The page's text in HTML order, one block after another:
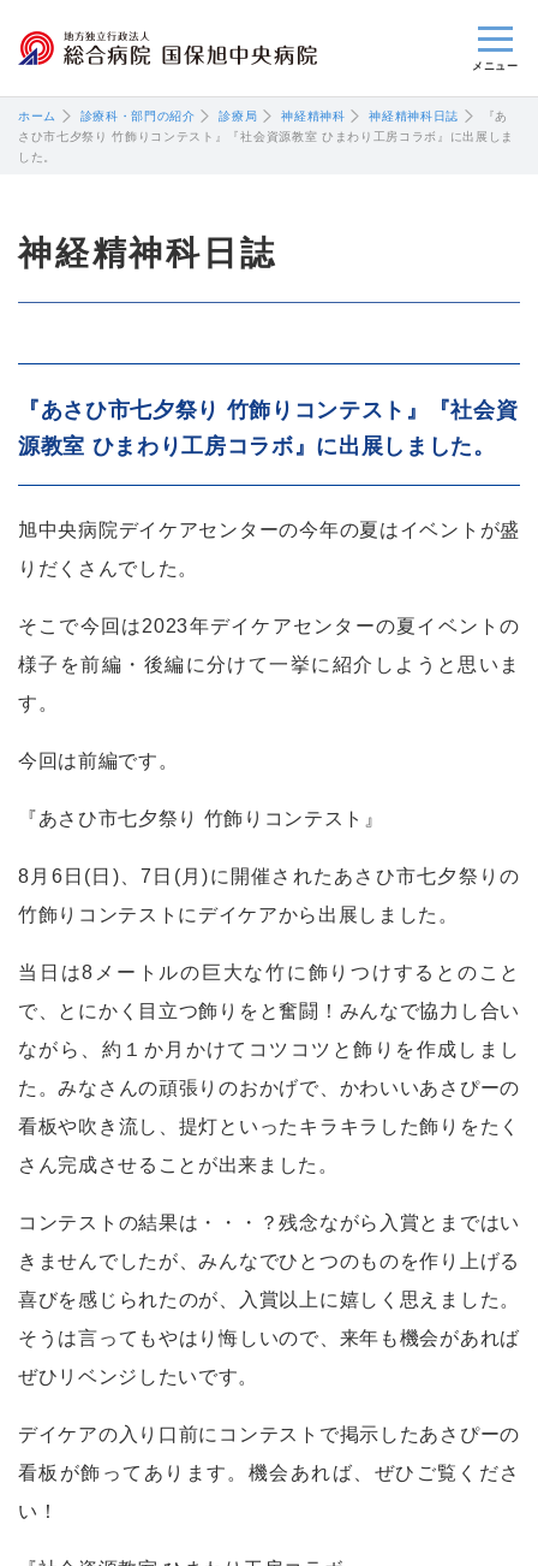
ホーム 診療科・部門の紹介 診療局 神経精神科 神経精神科日誌
『あ
さひ市七夕祭り 竹飾りコンテスト』『社会資源教室 ひまわり工房コラボ』に出展しま
した。
神経精神科日誌
『あさひ市七夕祭り 竹飾りコンテスト』『社会資
源教室 ひまわり工房コラボ』に出展しました。
旭中央病院デイケアセンターの今年の夏はイベントが盛
りだくさんでした。
そこで今回は2023年デイケアセンターの夏イベントの
様子を前編・後編に分けて一挙に紹介しようと思いま
す。
今回は前編です。
『あさひ市七夕祭り 竹飾りコンテスト』
8 月 6 日 ( 日 ) 、7 日 ( 月)に開催されたあさひ市七夕祭りの
竹飾りコンテストにデイケアから出展しました。
当日は8 メートルの巨大な竹に飾りつけするとのこと
で、とにかく目立つ飾りをと奮闘！みんなで協力し合い
ながら、約１か月かけてコツコツと飾りを作成しまし
た。みなさんの頑張りのおかげで、かわいいあさぴーの
看板や吹き流し、提灯といったキラキラした飾りをたく
さん完成させることが出来ました。
コンテストの結果は・・・？残念ながら入賞とまではい
きませんでしたが、みんなでひとつのものを作り上げる
喜びを感じられたのが、入賞以上に嬉しく思えました。
そうは言ってもやはり悔しいので、来年も機会があれば
ぜひリベンジしたいです。
デイケアの入り口前にコンテストで掲示したあさぴーの
看板が飾ってあります。機会あれば、ぜひご覧くださ
い！